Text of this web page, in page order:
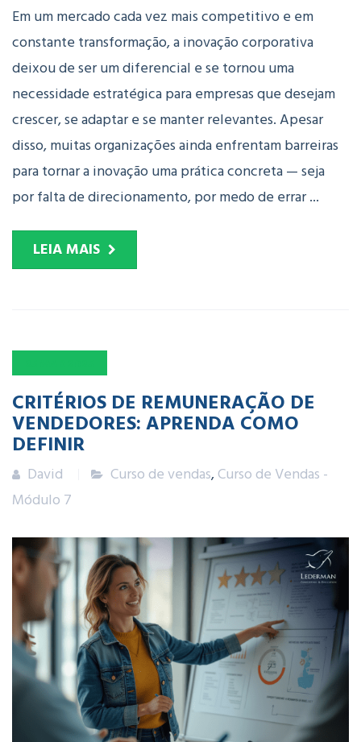
Em um mercado cada vez mais competitivo e em
constante transformação, a inovação corporativa
deixou de ser um diferencial e se tornou uma
necessidade estratégica para empresas que desejam
crescer, se adaptar e se manter relevantes. Apesar
disso, muitas organizações ainda enfrentam barreiras
para tornar a inovação uma prática concreta — seja
por falta de direcionamento, por medo de errar ...
LEIA MAIS
CRITÉRIOS DE REMUNERAÇÃO DE
VENDEDORES: APRENDA COMO
DEFINIR
David Curso de vendas,Curso de Vendas -
Módulo 7